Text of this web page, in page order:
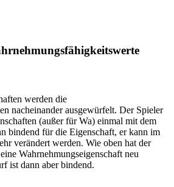
werden die
nacheinander ausgewürfelt. Der Spieler
(außer für Wa) einmal mit dem
bindend für die Eigenschaft, er kann im
verändert werden. Wie oben hat der
Wahrnehmungseigenschaft neu
ist dann aber bindend.